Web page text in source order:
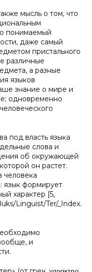
мысль о том, что
понимаемый
даже самый
пристального
различные
а разные
языков
знание о мире и
одновременно
под власть языка
слова и
об окружающей
он растет.
человека
язык формирует
характер [5,
Linguist/Ter/_Index.
и